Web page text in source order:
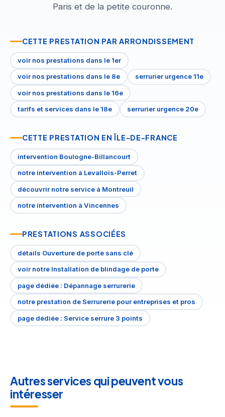
Paris et de la petite couronne.
CETTE PRESTATION PAR ARRONDISSEMENT
voir nos prestations dans le 1er
voir nos prestations dans le 8e serrurier urgence 11e
voir nos prestations dans le 16e
tarifs et services dans le 18e serrurier urgence 20e
CETTE PRESTATION EN ÎLE-DE-FRANCE
intervention Boulogne-Billancourt
notre intervention à Levallois-Perret
découvrir notre service à Montreuil
notre intervention à Vincennes
PRESTATIONS ASSOCIÉES
détails Ouverture de porte sans clé
voir notre Installation de blindage de porte
page dédiée : Dépannage serrurerie
notre prestation de Serrurerie pour entreprises et pros
page dédiée : Service serrure 3 points
Autres services qui peuvent vous
intéresser